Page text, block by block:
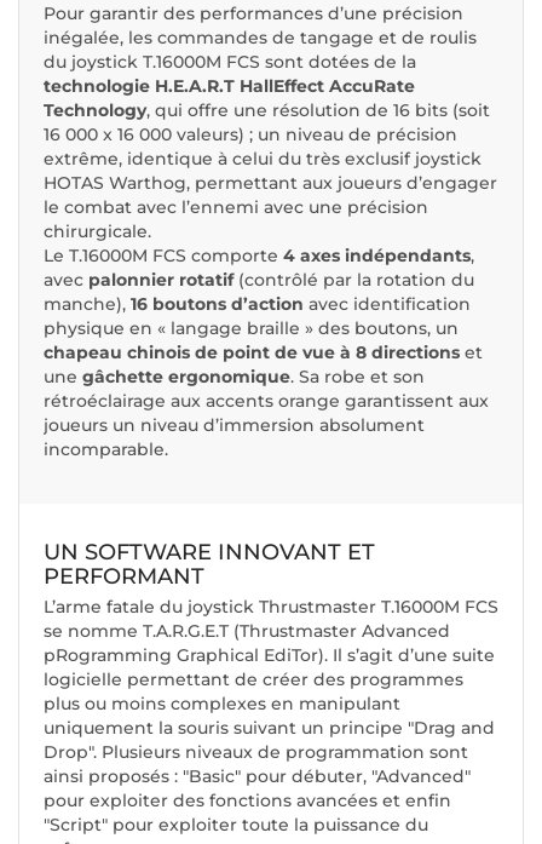
Pour garantir des performances d’une précision
inégalée, les commandes de tangage et de roulis
du joystick T.16000M FCS sont dotées de la
technologie H.E.A.R.T HallEffect AccuRate
Technology, qui offre une résolution de 16 bits (soit
16 000 x 16 000 valeurs) ; un niveau de précision
extrême, identique à celui du très exclusif joystick
HOTAS Warthog, permettant aux joueurs d’engager
le combat avec l’ennemi avec une précision
chirurgicale.
Le T.16000M FCS comporte 4 axes indépendants,
avec palonnier rotatif(contrôlé par la rotation du
manche), 16 boutons d’action avec identification
physique en « langage braille » des boutons, un
chapeau chinois de point de vue à 8 directions et
une gâchette ergonomique. Sa robe et son
rétroéclairage aux accents orange garantissent aux
joueurs un niveau d’immersion absolument
incomparable.
UN SOFTWARE INNOVANT ET
PERFORMANT
L’arme fatale du joystick Thrustmaster T.16000M FCS
se nomme T.A.R.G.E.T (Thrustmaster Advanced
pRogramming Graphical EdiTor). Il s’agit d’une suite
logicielle permettant de créer des programmes
plus ou moins complexes en manipulant
uniquement la souris suivant un principe "Drag and
Drop". Plusieurs niveaux de programmation sont
ainsi proposés : "Basic" pour débuter, "Advanced"
pour exploiter des fonctions avancées et enfin
"Script" pour exploiter toute la puissance du